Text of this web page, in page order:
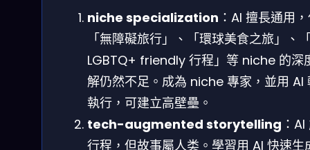
niche specialization ：AI 擅長通用
「無障礙旅行」、「環球美食之旅」、
LGBTQ+ friendly 行程」等 niche 的深
解仍然不足。成為 niche 專家，並用 AI
執行，可建立高壁壘。
tech-augmented storytelling ：
行程，但故事屬人类。學習用 AI 快速生